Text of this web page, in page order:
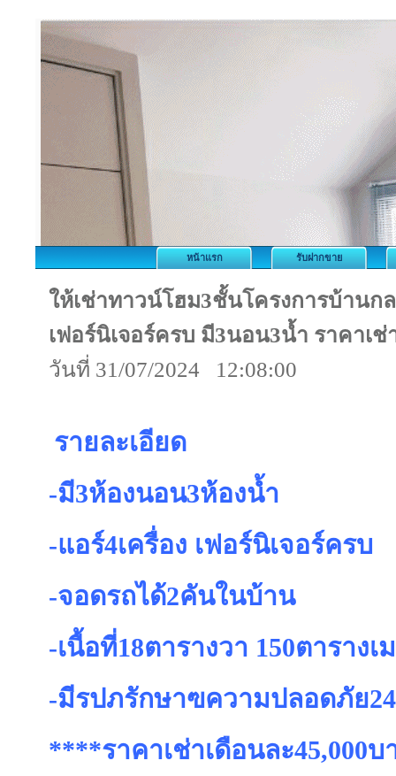
หน้าแรก รับฝากขาย
ให้เช่าทาวน์โฮม3ชั้นโครงการบ้านก
เฟอร์นิเจอร์ครบ มี3นอน3น้ำ ราคาเช่
วันที่ 31/07/2024 12:08:00
รายละเอียด
-มี3ห้องนอน3ห้องน้ำ
-แอร์4เครื่อง เฟอร์นิเจอร์ครบ
-จอดรถได้2คันในบ้าน
-เนื้อที่18ตารางวา 150ตารางเ
-มีรปภรักษาฃความปลอดภัย
****ราคาเช่าเดือนละ45,000